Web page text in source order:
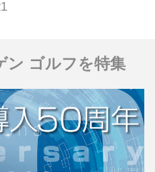
ン ゴルフを特集